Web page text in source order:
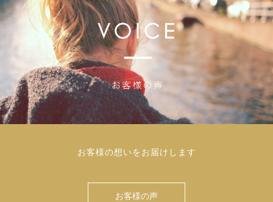
お客様の想いをお届けします
お客様の声